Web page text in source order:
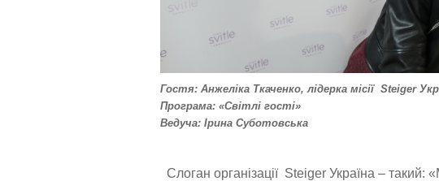
і
н
уГостя: Анжеліка Ткаченко, лідерка місії Steiger
Програма: «Світлі гості»
Ведуча: Ірина Суботовська
Слоган організації Steiger Україна –